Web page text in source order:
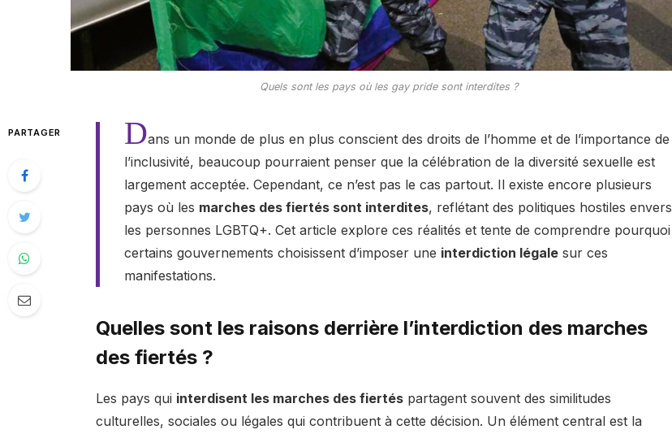
Quels sont les pays où les gay pride sont interdites ?
PARTAGER Dans un monde de plus en plus conscient des droits de l’homme et de l’importance de
l’inclusivité, beaucoup pourraient penser que la célébration de la diversité sexuelle est
largement acceptée. Cependant, ce n’est pas le cas partout. Il existe encore plusieurs
pays où les marches des fiertés sont interdites, reflétant des politiques hostiles envers
les personnes LGBTQ+. Cet article explore ces réalités et tente de comprendre pourquoi
certains gouvernements choisissent d’imposer une interdiction légalesur ces
manifestations.
Quelles sont les raisons derrière l’interdiction des marches
des fiertés ?
Les pays qui interdisent les marches des fiertéspartagent souvent des similitudes
culturelles, sociales ou légales qui contribuent à cette décision. Un élément central est la